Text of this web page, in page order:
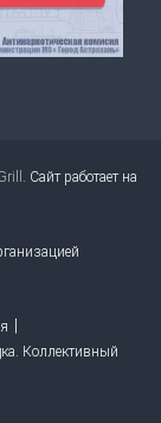
. Сайт работает на
Коллективный